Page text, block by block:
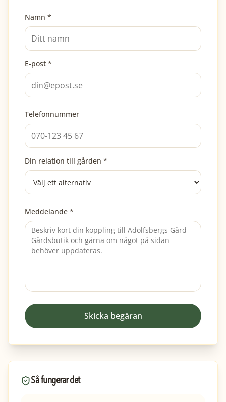
Namn *
E-post *
Telefonnummer
Din relation till gården *
Meddelande *
Skicka begäran
Så fungerar det